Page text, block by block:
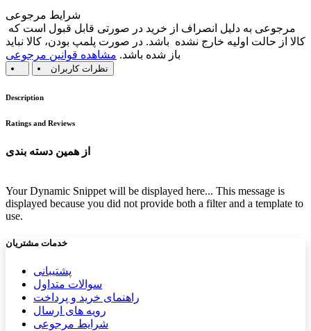
شرایط مرجوعی
کالا از حالت اولیه خارج نشده باشد. در صورت پلمپ بودن، کالا نباید
باز شده باشد. مشاهده قوانین مرجوعی
نظرات کاربران
Description
Ratings and Reviews
از همین دسته بندی
Your Dynamic Snippet will be displayed here... This message is
displayed because you did not provide both a filter and a template to
use.
خدمات مشتریان
پشتیب​​انی
سوالات متداول
راهنمای خرید و پرداخت
رویه های ارسال
شرایط مرجوعی